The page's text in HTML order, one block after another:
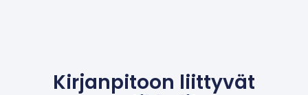
Kirjanpitoon liittyvät